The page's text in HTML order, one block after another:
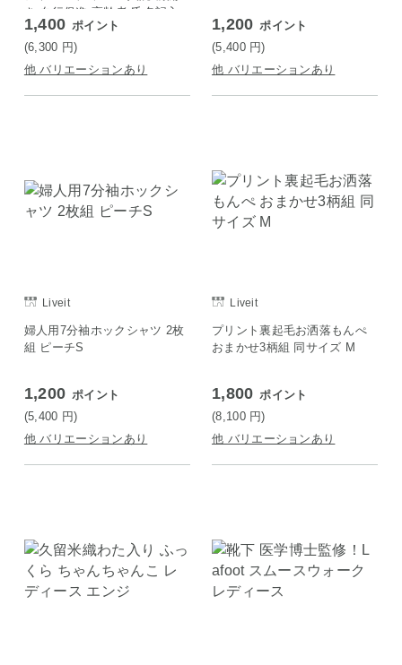
き 血行促進 高齢者 氏名記入
欄 ルームウェア ピンクS
1,400 ポイント
(6,300 円)
他 バリエーションあり
1,200 ポイント
(5,400 円)
他 バリエーションあり
Liveit
婦人用7分袖ホックシャツ 2枚
組 ピーチS
1,200 ポイント
(5,400 円)
他 バリエーションあり
Liveit
プリント裏起毛お洒落もんぺ
おまかせ3柄組 同サイズ M
1,800 ポイント
(8,100 円)
他 バリエーションあり